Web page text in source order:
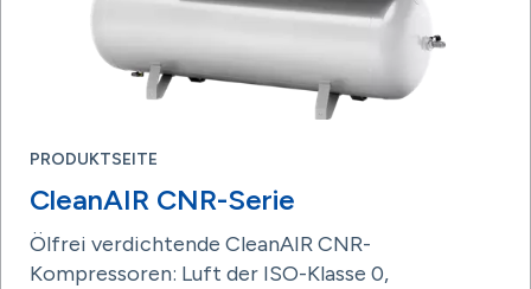
PRODUKTSEITE
CleanAIR CNR-Serie
Ölfrei verdichtende CleanAIR CNR-
Kompressoren: Luft der ISO-Klasse 0,